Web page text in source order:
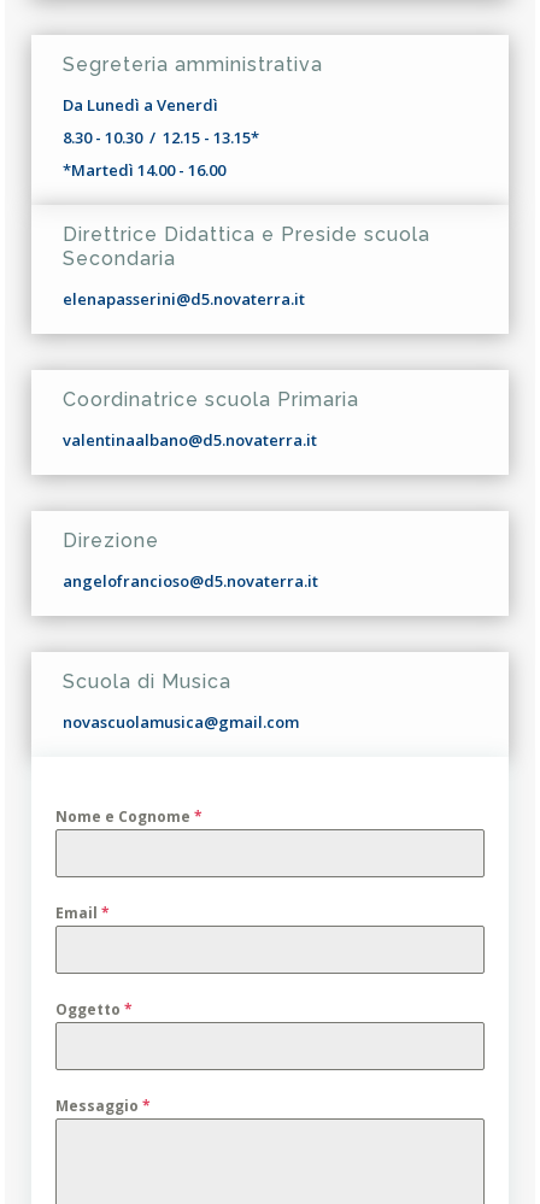
Segreteria amministrativa
Da Lunedì a Venerdì
8.30 - 10.30 / 12.15 - 13.15*
*Martedì 14.00 - 16.00
Direttrice Didattica e Preside scuola
Secondaria
elenapasserini@d5.novaterra.it
Coordinatrice scuola Primaria
valentinaalbano@d5.novaterra.it
Direzione
angelofrancioso@d5.novaterra.it
Scuola di Musica
novascuolamusica@gmail.com
Nome e Cognome*
Email*
Oggetto*
Messaggio*